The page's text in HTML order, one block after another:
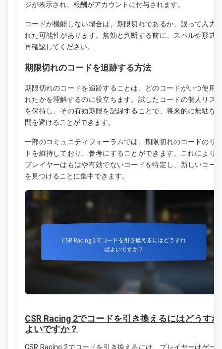
ジが表示され、報酬がアカウントに付与されます。
コードが機能しない場合は、期限切れであるか、誤って入力
れた可能性があります。無効と判断する前に、スペルや形式
再確認してください。
期限切れのコードを追跡する方法
期限切れのコードを追跡することは、どのコードがいつ使用
れたかを理解するのに役立ちます。試したコードの個人リス
を保持し、その有効期限を記録することで、将来的に無駄な
間を避けることができます。
一部のコミュニティフォーラムでは、期限切れのコードのリ
トを維持しており、参考にすることができます。これにより
プレイヤーはもはや有効でないコードを特定し、新しいコー
を見つけることに集中できます。
CSR Racing 2でコードを引き換えるにはどうす
よいですか？